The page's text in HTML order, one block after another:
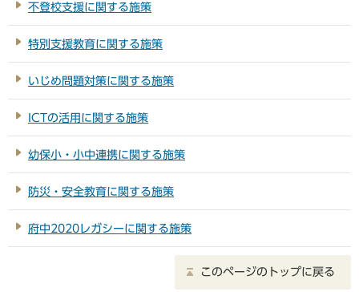
不登校支援に関する施策
特別支援教育に関する施策
いじめ問題対策に関する施策
ICTの活用に関する施策
幼保小・小中連携に関する施策
防災・安全教育に関する施策
府中2020レガシーに関する施策
このページのトップに戻る